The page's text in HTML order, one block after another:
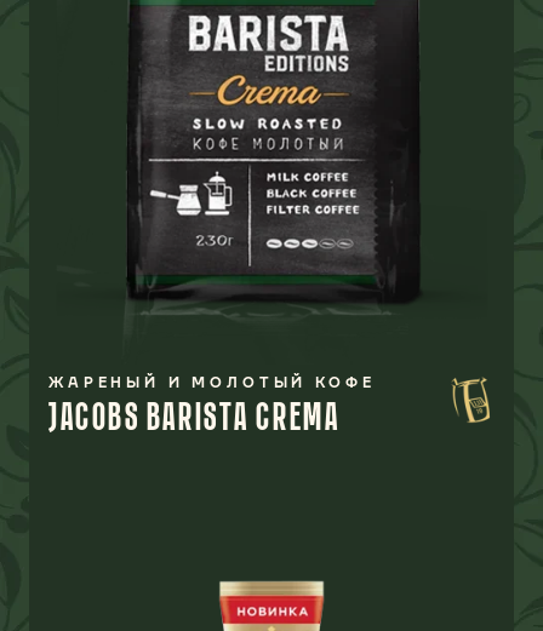
ЖАРЕНЫЙ И МОЛОТЫЙ КОФЕ
JACOBS BARISTA CREMA